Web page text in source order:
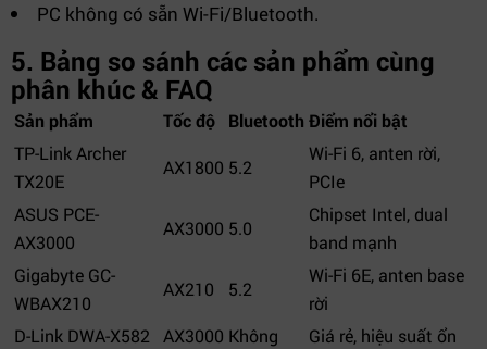
PC không có sẵn Wi-Fi/Bluetooth.
5. Bảng so sánh các sản phẩm cùng
phân khúc & FAQ
Sản phẩm Tốc độ Bluetooth Điểm nổi bật
TP-Link Archer
TX20E
AX1800 5.2
Wi-Fi 6, anten rời,
PCIe
ASUS PCE-
AX3000
AX3000 5.0
Chipset Intel, dual
band mạnh
Gigabyte GC-
WBAX210
AX210 5.2
Wi-Fi 6E, anten base
rời
D-Link DWA-X582
AX3000 Không Giá rẻ, hiệu suất ổn